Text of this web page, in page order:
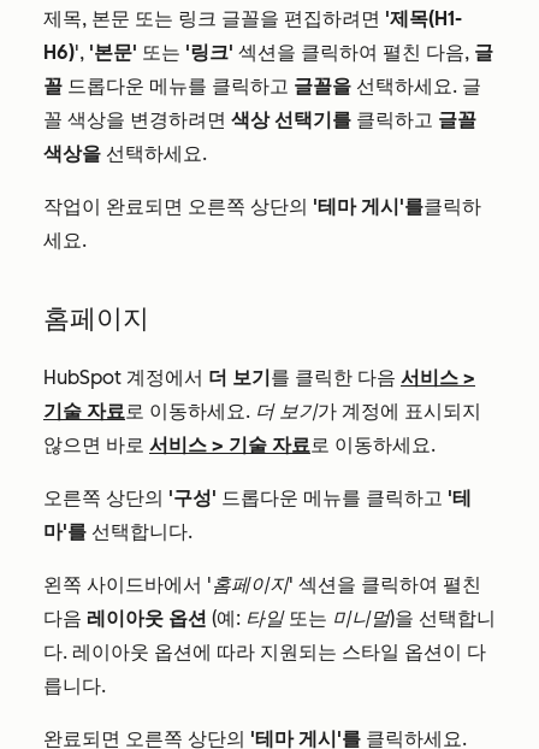
제목, 본문 또는 링크 글꼴을 편집하려면 '제목(H1-
H6)', '본문' 또는 '링크' 섹션을 클릭하여 펼친 다음, 글
꼴 드롭다운 메뉴를 클릭하고 글꼴을 선택하세요. 글
꼴 색상을 변경하려면 색상 선택기를 클릭하고 글꼴
색상을 선택하세요.
작업이 완료되면 오른쪽 상단의 '테마 게시'를클릭하
세요.
홈페이지
HubSpot 계정에서 더 보기를 클릭한 다음 서비스 >
기술 자료로 이동하세요. 더 보기가 계정에 표시되지
않으면 바로 서비스 > 기술 자료로 이동하세요.
오른쪽 상단의 '구성' 드롭다운 메뉴를 클릭하고 '테
마'를 선택합니다.
왼쪽 사이드바에서 '홈페이지' 섹션을 클릭하여 펼친
다음 레이아웃 옵션 (예: 타일또는 미니멀)을 선택합니
다. 레이아웃 옵션에 따라 지원되는 스타일 옵션이 다
릅니다.
완료되면 오른쪽 상단의 '테마 게시'를 클릭하세요.